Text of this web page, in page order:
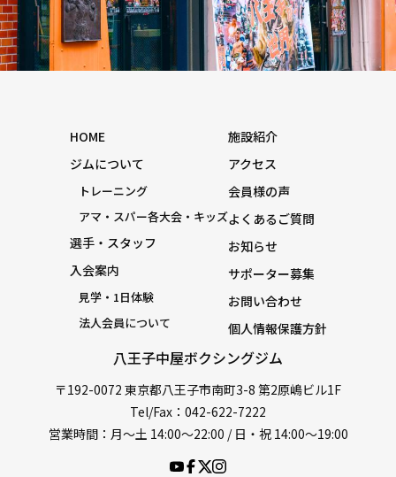
八王子中屋ボクシングジム
〒192-0072 東京都八王子市南町3-8 第2原嶋ビル1F
Tel/Fax：042-622-7222
営業時間：月〜土 14:00〜22:00 / 日・祝 14:00〜19:00
HOME
ジムについて
トレーニング
アマ・スパー各大会・キッズ
選手・スタッフ
入会案内
見学・1日体験
法人会員について
施設紹介
アクセス
会員様の声
よくあるご質問
お知らせ
サポーター募集
お問い合わせ
個人情報保護方針